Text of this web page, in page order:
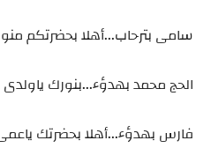
سامى بترحاب...أهلا بحضرتكم
الحج محمد بهدؤء...بنورك ياولدى
فارس بهدؤء...أهلا بحضرتك